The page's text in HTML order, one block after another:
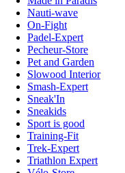
Nauti-wave
On-Fight
Padel-Expert
Pecheur-Store
Pet and Garden
Slowood Interior
Smash-Expert
Sneak'In
Sneakids
Sport is good
Training-Fit
Trek-Expert
Triathlon Expert